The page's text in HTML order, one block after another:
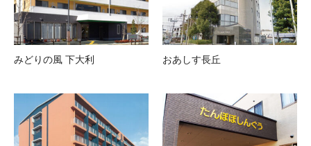
みどりの風 下大利 おあしす長丘